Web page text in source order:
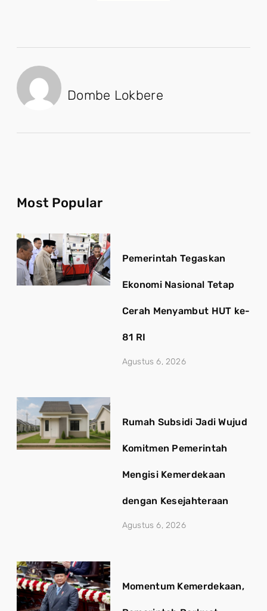
Dombe Lokbere
Most Popular
Pemerintah Tegaskan
Ekonomi Nasional Tetap
Cerah Menyambut HUT ke-
81 RI
Agustus 6, 2026
Rumah Subsidi Jadi Wujud
Komitmen Pemerintah
Mengisi Kemerdekaan
dengan Kesejahteraan
Agustus 6, 2026
Momentum Kemerdekaan,